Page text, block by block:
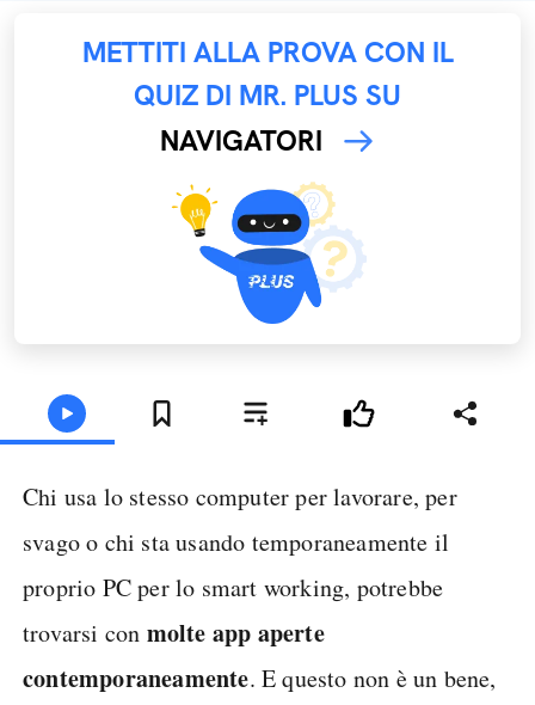
METTITI ALLA PROVA CON IL
QUIZ DI MR. PLUS SU
NAVIGATORI
Chi usa lo stesso computer per lavorare, per
svago o chi sta usando temporaneamente il
proprio PC per lo smart working, potrebbe
trovarsi con molte app aperte
contemporaneamente. E questo non è un bene,